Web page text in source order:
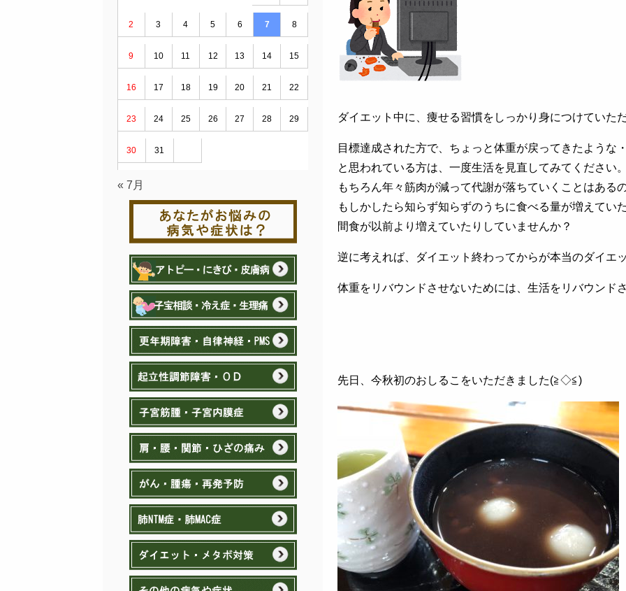
ダイエット中に、痩せる習慣をしっかり身につけていた
目標達成された方で、ちょっと体重が戻ってきたような
と思われている方は、一度生活を見直してみてください。
もちろん年々筋肉が減って代謝が落ちていくことはある
もしかしたら知らず知らずのうちに食べる量が増えていた
間食が以前より増えていたりしていませんか？
逆に考えれば、ダイエット終わってからが本当のダイエ
体重をリバウンドさせないためには、生活をリバウンド
先日、今秋初のおしるこをいただきました(≧◇≦)
2 3 4 5 6 7 8
9 10 11 12 13 14 15
16 17 18 19 20 21 22
23 24 25 26 27 28 29
30 31
« 7月